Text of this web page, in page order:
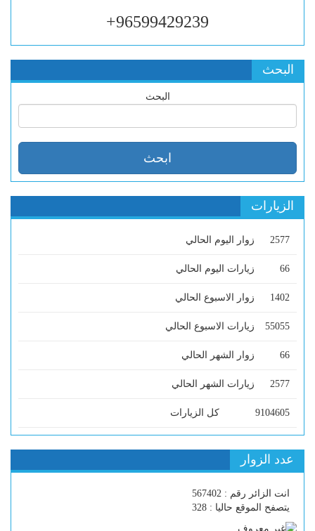
96599429239+
البحث
البحث
الزيارات
2577 زوار اليوم الحالي
66 زيارات اليوم الحالي
1402 زوار الاسبوع الحالي
55055 زيارات الاسبوع الحالي
66 زوار الشهر الحالي
2577 زيارات الشهر الحالي
9104605 كل الزيارات
عدد الزوار
انت الزائر رقم : 567402
يتصفح الموقع حاليا : 328